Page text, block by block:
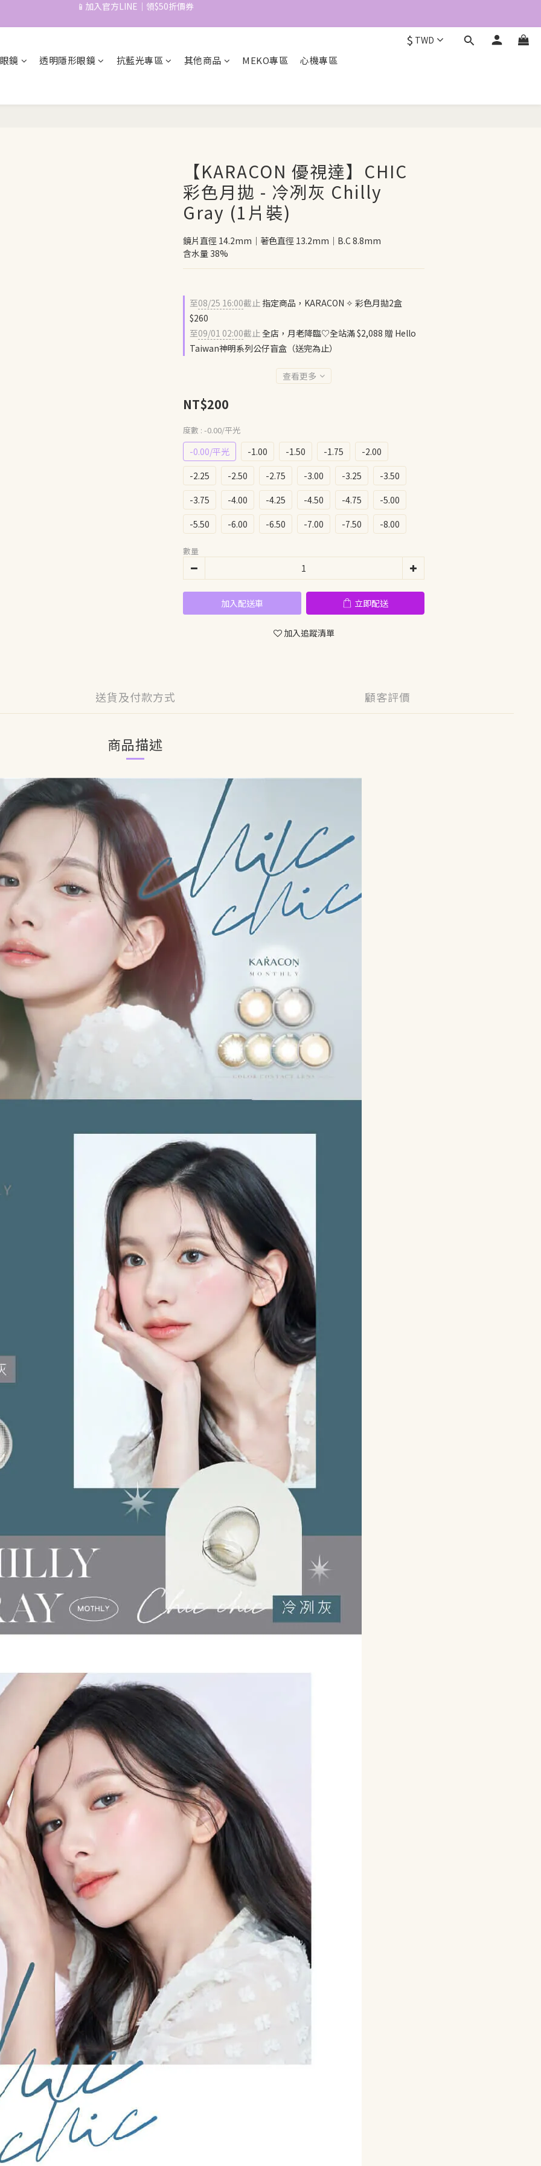
📱加入官方LINE｜領$50折價券
心動登場！拉拜詩定軸高光🌿新品早鳥預購🏝️2盒$520+免運
$ TWD
鏡 透明隱形眼鏡 抗藍光專區 其他商品 MEKO專區 心機專區
【KARACON 優視達】CHIC
彩色月拋 - 冷冽灰 Chilly
Gray (1片裝)
鏡片直徑 14.2mm｜著色直徑 13.2mm｜B.C 8.8mm
含水量 38%
至08/25 16:00截止 指定商品，KARACON ✧ 彩色月拋2盒
$260
至09/01 02:00截止全店，月老降臨♡全站滿 $2,088 贈 Hello
Taiwan神明系列公仔盲盒（送完為止）
查看更多
NT$200
度數 : -0.00/平光
-0.00/平光 -1.00 -1.50 -1.75
-2.00
-2.25
-2.50 -2.75 -3.00 -3.25
-3.50
-3.75
-4.00 -4.25 -4.50 -4.75
-5.00
-5.50
-6.00 -6.50 -7.00 -7.50 -8.00
數量
加入配送車 立即配送
加入追蹤清單
送貨及付款方式 顧客評價
商品描述